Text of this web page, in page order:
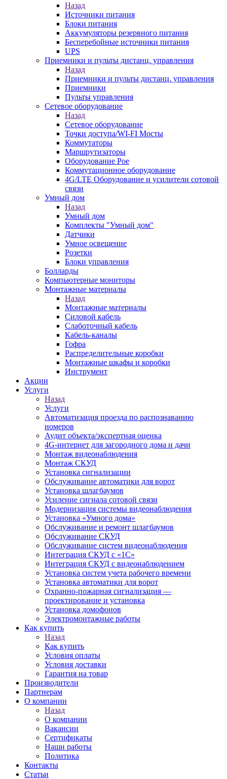
Назад
Источники питания
Блоки питания
Аккумуляторы резервного питания
Бесперебойные источники питания
UPS
Приемники и пульты дистанц. управления
Назад
Приемники и пульты дистанц. управления
Приемники
Пульты управления
Сетевое оборудование
Назад
Сетевое оборудование
Точки доступа/WI-FI Мосты
Коммутаторы
Маршрутизаторы
Оборудование Poe
Коммутационное оборудование
4G/LTE Оборудование и усилители сотовой
связи
Умный дом
Назад
Умный дом
Комплекты "Умный дом"
Датчики
Умное освещение
Розетки
Блоки управления
Болларды
Компьютерные мониторы
Монтажные материалы
Назад
Монтажные материалы
Силовой кабель
Слаботочный кабель
Кабель-каналы
Гофра
Распределительные коробки
Монтажные шкафы и коробки
Инструмент
Акции
Услуги
Назад
Услуги
Автоматизация проезда по распознаванию
номеров
Аудит объекта/экспертная оценка
4G-интернет для загородного дома и дачи
Монтаж видеонаблюдения
Монтаж СКУД
Установка сигнализации
Обслуживание автоматики для ворот
Установка шлагбаумов
Усиление сигнала сотовой связи
Модернизация системы видеонаблюдения
Установка «Умного дома»
Обслуживание и ремонт шлагбаумов
Обслуживание СКУД
Обслуживание систем видеонаблюдения
Интеграция СКУД с «1С»
Интеграция СКУД с видеонаблюдением
Установка систем учета рабочего времени
Установка автоматики для ворот
Охранно-пожарная сигнализация —
проектирование и установка
Установка домофонов
Электромонтажные работы
Как купить
Назад
Как купить
Условия оплаты
Условия доставки
Гарантия на товар
Производители
Партнерам
О компании
Назад
О компании
Вакансии
Сертификаты
Наши работы
Политика
Контакты
Статьи